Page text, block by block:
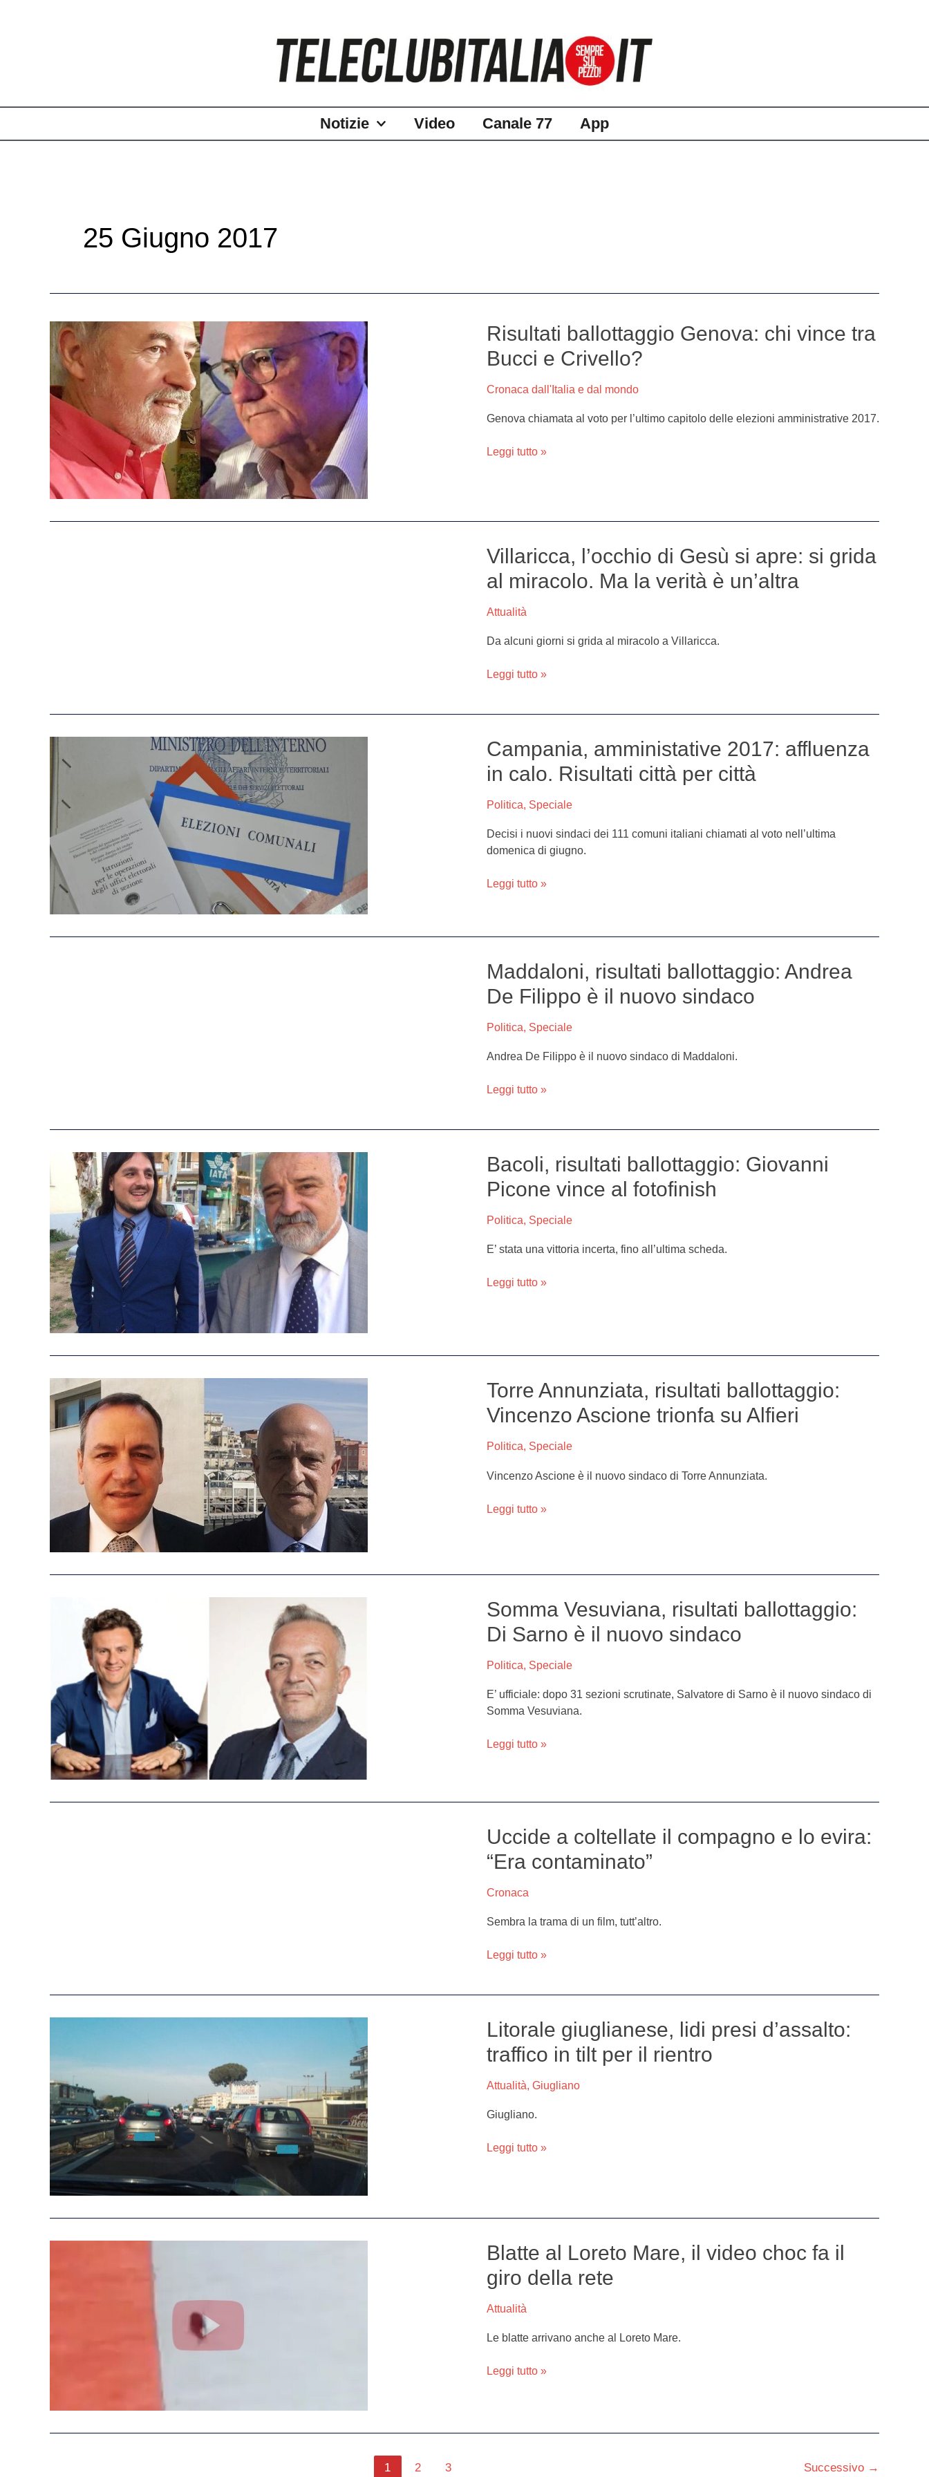
Notizie Video Canale 77 App
25 Giugno 2017
Risultati ballottaggio Genova: chi vince tra
Bucci e Crivello?
Cronaca dall'Italia e dal mondo
Genova chiamata al voto per l’ultimo capitolo delle elezioni amministrative 2017.
Risultati
Genova:
vince
tra
e
Crivello?
Leggi tutto »
Villaricca, l’occhio di Gesù si apre: si grida
al miracolo. Ma la verità è un’altra
Attualità
Da alcuni giorni si grida al miracolo a Villaricca.
Villaricca,
di
si
apre:
grida
Ma
verità
è
un’altra
Leggi tutto »
Campania, amministative 2017: affluenza
in calo. Risultati città per città
Politica, Speciale
Decisi i nuovi sindaci dei 111 comuni italiani chiamati al voto nell’ultima
domenica di giugno.
Campania,
amministative
2017:
in
calo.
Risultati
per
città
Leggi tutto »
Maddaloni, risultati ballottaggio: Andrea
De Filippo è il nuovo sindaco
Politica, Speciale
Andrea De Filippo è il nuovo sindaco di Maddaloni.
Maddaloni,
ballottaggio:
De
Filippo
il
nuovo
Leggi tutto »
Bacoli, risultati ballottaggio: Giovanni
Picone vince al fotofinish
Politica, Speciale
E’ stata una vittoria incerta, fino all’ultima scheda.
Bacoli,
ballottaggio:
Picone
vince
fotofinish
Leggi tutto »
Torre Annunziata, risultati ballottaggio:
Vincenzo Ascione trionfa su Alfieri
Politica, Speciale
Vincenzo Ascione è il nuovo sindaco di Torre Annunziata.
Torre
risultati
Vincenzo
Alfieri
Leggi tutto »
Somma Vesuviana, risultati ballottaggio:
Di Sarno è il nuovo sindaco
Politica, Speciale
E’ ufficiale: dopo 31 sezioni scrutinate, Salvatore di Sarno è il nuovo sindaco di
Somma Vesuviana.
Somma
risultati
Di
Sarno
è
nuovo
sindaco
Leggi tutto »
Uccide a coltellate il compagno e lo evira:
“Era contaminato”
Cronaca
Sembra la trama di un film, tutt’altro.
Uccide
coltellate
compagno
e
evira:
“Era
Leggi tutto »
Litorale giuglianese, lidi presi d’assalto:
traffico in tilt per il rientro
Attualità, Giugliano
Giugliano.
Litorale
lidi
d’assalto:
traffico
tilt
per
Leggi tutto »
Blatte al Loreto Mare, il video choc fa il
giro della rete
Attualità
Le blatte arrivano anche al Loreto Mare.
Blatte
Loreto
il
video
fa
rete
Leggi tutto »
1 2 3 Successivo →